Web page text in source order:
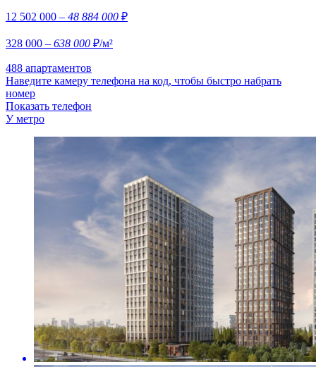
12 502 000 – 48 884 000 ₽
328 000 – 638 000 ₽/м²
488 апартаментов
Наведите камеру телефона на код, чтобы быстро набрать
номер
Показать телефон
У метро